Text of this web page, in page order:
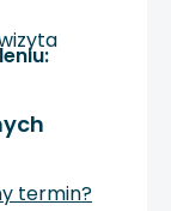
termin?